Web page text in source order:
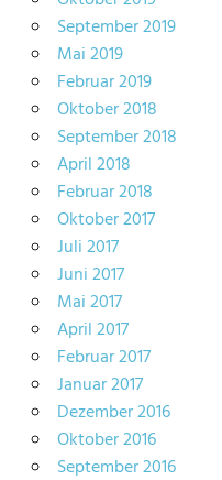
September 2019
Mai 2019
Februar 2019
Oktober 2018
September 2018
April 2018
Februar 2018
Oktober 2017
Juli 2017
Juni 2017
Mai 2017
April 2017
Februar 2017
Januar 2017
Dezember 2016
Oktober 2016
September 2016